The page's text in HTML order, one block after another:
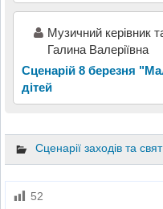
Музичний керівник
Галина Валеріївна
Сценарій 8 березня
дітей
Сценарії заходів та свят
52